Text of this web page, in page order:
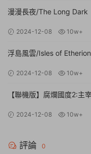
漫漫長夜/The Long Dark
2024-12-08 10w+
浮島風雲/Isles of
2024-12-08 10w+
【聯機版】腐爛國度2:
2024-12-08 10w+
評論 0